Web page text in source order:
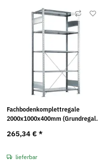
Fachbodenkomplettregale
2000x1000x400mm (Grundregal)
265,34 € *
lieferbar